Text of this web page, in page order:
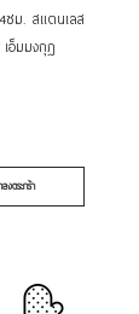
ซม. สแตนเลส
อ็มมงกุฎ
ลงตระกร้า